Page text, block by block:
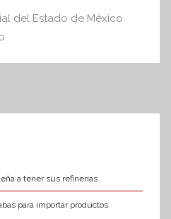
I
m
a
del Estado de México
a tener sus refinerías
para importar productos